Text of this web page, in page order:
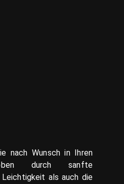
nach Wunsch in Ihren
durch sanfte
als auch die